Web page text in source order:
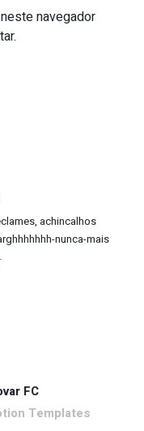
navegador
achincalhos
nunca-mais
FC
Templates